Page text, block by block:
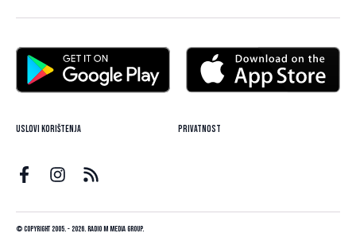
Uslovi korištenja Privatnost
© Copyright 2005. - 2026. Radio M Media Group.